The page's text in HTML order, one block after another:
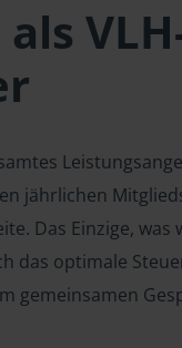
jährlichen
Das Einzige,
das optimale
gemeinsamen